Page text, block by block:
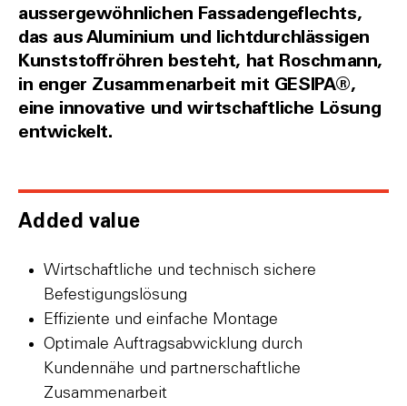
aussergewöhnlichen Fassadengeflechts,
das aus Aluminium und lichtdurchlässigen
Kunststoffröhren besteht, hat Roschmann,
in enger Zusammenarbeit mit GESIPA®,
eine innovative und wirtschaftliche Lösung
entwickelt.
Added value
Wirtschaftliche und technisch sichere
Befestigungslösung
Effiziente und einfache Montage
Optimale Auftragsabwicklung durch
Kundennähe und partnerschaftliche
Zusammenarbeit